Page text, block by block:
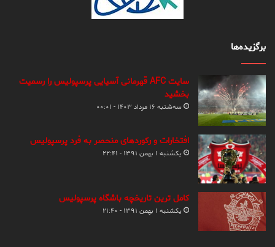
برگزیده‌ها
سایت AFC قهرمانی آسیایی پرسپولیس را رسمیت
بخشید
سه‌شنبه ۱۶ مرداد ۱۴۰۳ - ۰۰:۰۱
افتخارات و رکوردهای منحصر به فرد پرسپولیس
یکشنبه ۱ بهمن ۱۳۹۱ - ۲۲:۴۱
کامل ترین تاریخچه باشگاه پرسپولیس
یکشنبه ۱ بهمن ۱۳۹۱ - ۲۱:۴۰